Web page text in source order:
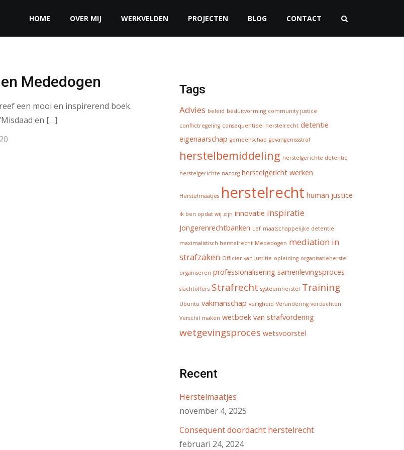
HOME OVER MIJ WERKVELDEN PROJECTEN BLOG CONTACT
Mededogen
een mooi en inspirerend boek.
en […]
Tags
Advies beleid besluitvorming community justice
conflictregeling consequentieel herstelrecht detentie
eigenaarschap gemeenschap gevangenissstraf
herstelbemiddeling herstelgerichte detentie
herstelgerichte nazorg herstelgericht werken
Herstelmaatjes herstelrecht human justice
ik ben opdat wij zijn innovatie inspiratie
Jongerenrechtbanken Lef maatschappelijke detentie
maximalistisch herstelrecht Mededogen mediation in
strafzaken Officier van Justitie opleiding organisatieherstel
organiseren professionalisering samenlevingsproces
slachtoffers Strafrecht systeemherstel Training
Ubuntu vakmanschap veiligheid Verandering verdachten
Verschil maken wetboek van strafvordering
wetgevingsproces wetsvoorstel
Recent
Herstelmaatjes
november 4, 2025
Consequent doordacht herstelrecht
februari 24, 2024